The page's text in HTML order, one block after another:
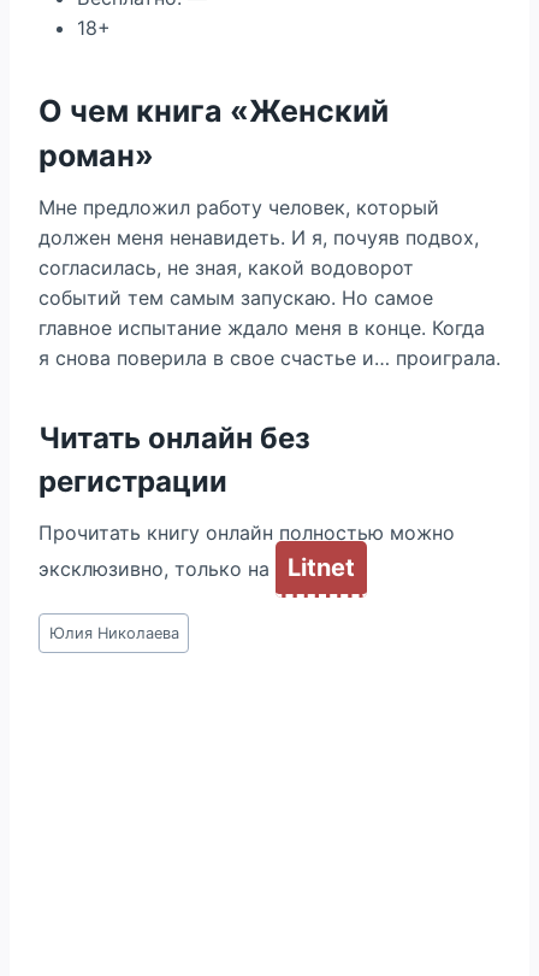
18+
О чем книга «Женский
роман»
Мне предложил работу человек, который
должен меня ненавидеть. И я, почуяв подвох,
согласилась, не зная, какой водоворот
событий тем самым запускаю. Но самое
главное испытание ждало меня в конце. Когда
я снова поверила в свое счастье и… проиграла.
Читать онлайн без
регистрации
Прочитать книгу онлайн полностью можно
эксклюзивно, только на
Litnet
Метки
записи:
Юлия Николаева